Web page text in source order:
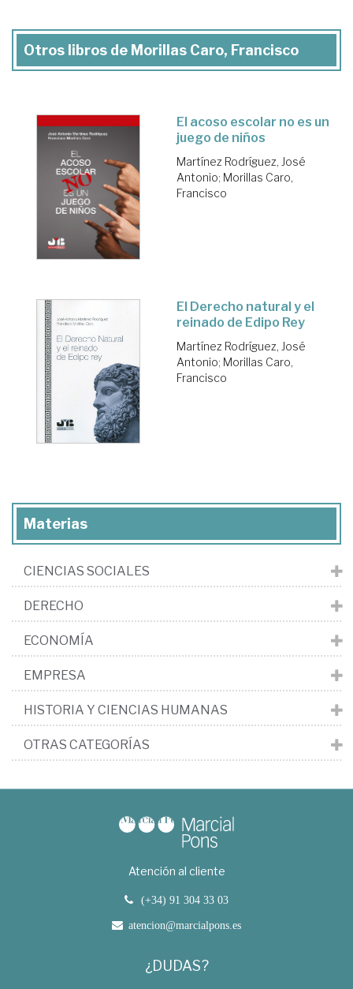
Otros libros de Morillas Caro, Francisco
El acoso escolar no es un
juego de niños
Martínez Rodríguez, José
Antonio; Morillas Caro,
Francisco
El Derecho natural y el
reinado de Edipo Rey
Martínez Rodríguez, José
Antonio; Morillas Caro,
Francisco
Materias
CIENCIAS SOCIALES
DERECHO
ECONOMÍA
EMPRESA
HISTORIA Y CIENCIAS HUMANAS
OTRAS CATEGORÍAS
Atención al cliente
(+34) 91 304 33 03
atencion@marcialpons.es
¿DUDAS?